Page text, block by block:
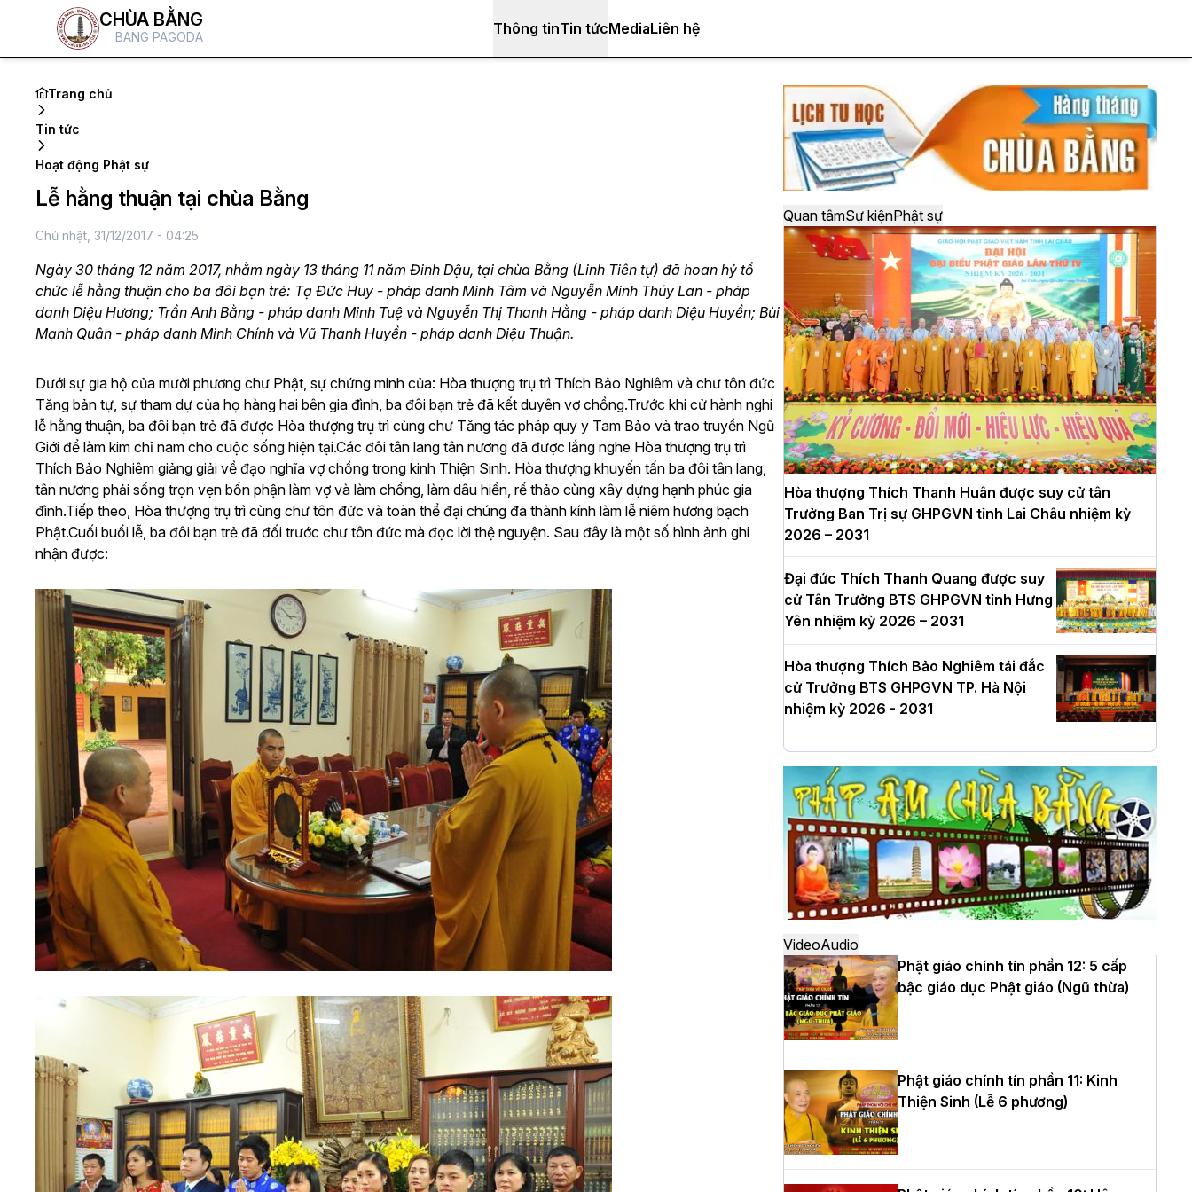
CHÙA BẰNG
BANG PAGODA Thông tinTin tứcMediaLiên hệ
Trang chủ
Tin tức
Hoạt động Phật sự
Lễ hằng thuận tại chùa Bằng
Chủ nhật, 31/12/2017 - 04:25
Ngày 30 tháng 12 năm 2017, nhằm ngày 13 tháng 11 năm Đinh Dậu, tại chùa Bằng (Linh Tiên tự) đã hoan hỷ tổ
chức lễ hằng thuận cho ba đôi bạn trẻ: Tạ Đức Huy - pháp danh Minh Tâm và Nguyễn Minh Thúy Lan - pháp
danh Diệu Hương; Trần Anh Bằng - pháp danh Minh Tuệ và Nguyễn Thị Thanh Hằng - pháp danh Diệu Huyền; Bùi
Mạnh Quân - pháp danh Minh Chính và Vũ Thanh Huyền - pháp danh Diệu Thuận.
Dưới sự gia hộ của mười phương chư Phật, sự chứng minh của: Hòa thượng trụ trì Thích Bảo Nghiêm và chư tôn đức
Tăng bản tự, sự tham dự của họ hàng hai bên gia đình, ba đôi bạn trẻ đã kết duyên vợ chồng.Trước khi cử hành nghi
lễ hằng thuận, ba đôi bạn trẻ đã được Hòa thượng trụ trì cùng chư Tăng tác pháp quy y Tam Bảo và trao truyền Ngũ
Giới để làm kim chỉ nam cho cuộc sống hiện tại.Các đôi tân lang tân nương đã được lắng nghe Hòa thượng trụ trì
Thích Bảo Nghiêm giảng giải về đạo nghĩa vợ chồng trong kinh Thiện Sinh. Hòa thượng khuyến tấn ba đôi tân lang,
tân nương phải sống trọn vẹn bổn phận làm vợ và làm chồng, làm dâu hiền, rể thảo cùng xây dựng hạnh phúc gia
đình.Tiếp theo, Hòa thượng trụ trì cùng chư tôn đức và toàn thể đại chúng đã thành kính làm lễ niêm hương bạch
Phật.Cuối buổi lễ, ba đôi bạn trẻ đã đối trước chư tôn đức mà đọc lời thệ nguyện. Sau đây là một số hình ảnh ghi
nhận được:
Quan tâmSự kiệnPhật sự
Hòa thượng Thích Thanh Huân được suy cử tân
Trưởng Ban Trị sự GHPGVN tỉnh Lai Châu nhiệm kỳ
2026 – 2031
Đại đức Thích Thanh Quang được suy
cử Tân Trưởng BTS GHPGVN tỉnh Hưng
Yên nhiệm kỳ 2026 – 2031
Hòa thượng Thích Bảo Nghiêm tái đắc
cử Trưởng BTS GHPGVN TP. Hà Nội
nhiệm kỳ 2026 - 2031
Hà Nội: Long trọng lễ khởi công xây
dựng Trung tâm văn hóa Phật giáo Thủ
đô
Hà Nội: Ngày tu học cuối cùng khép lại
khóa sinh hoạt Phật pháp mùa hè lần
thứ XIV tại chùa Bằng
Học yêu thương trong ngày tu tập thứ
tư của Khóa sinh hoạt Phật pháp mùa
hè tại chùa Bằng
HT.Thích Thọ Lạc được suy cử làm tân
Trưởng BTS GHPGVN tỉnh Nghệ An
VideoAudio
Phật giáo chính tín phần 12: 5 cấp
bậc giáo dục Phật giáo (Ngũ thừa)
Phật giáo chính tín phần 11: Kinh
Thiện Sinh (Lễ 6 phương)